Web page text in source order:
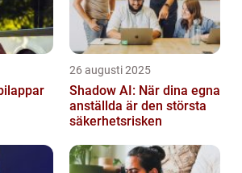
26 augusti 2025
Shadow AI: När dina egna
anställda är den största
säkerhetsrisken